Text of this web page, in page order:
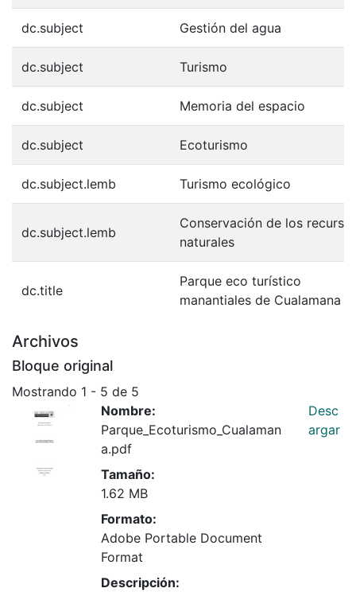
dc.subject Gestión del agua
dc.subject Turismo
dc.subject Memoria del espacio
dc.subject Ecoturismo
dc.subject.lemb Turismo ecológico
dc.subject.lemb
Conservación de los
naturales
dc.title
Parque eco turístico
manantiales de Cualamana
Archivos
Bloque original
Mostrando 1 - 5 de 5
Nombre:
Parque_Ecoturismo_Cualaman
a.pdf
Tamaño:
1.62 MB
Formato:
Adobe Portable Document
Format
Descripción:
Desc
argar